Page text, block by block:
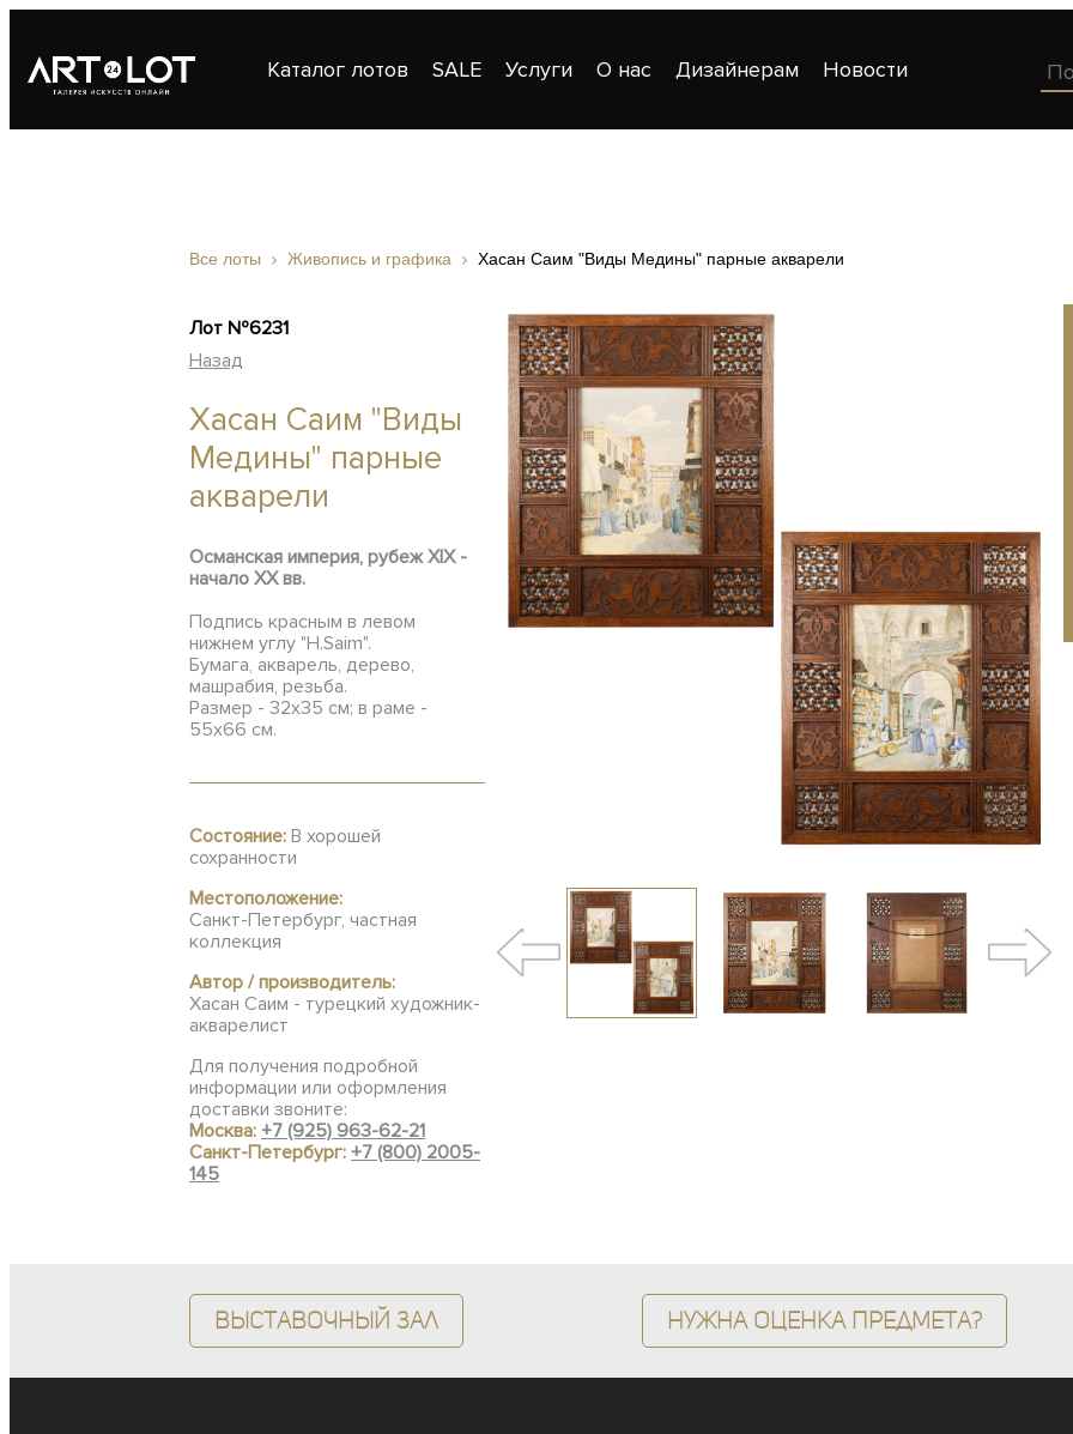
Каталог лотов SALE Услуги О нас Дизайнерам Новости
Все лоты Живопись и графика Хасан Саим "Виды Медины" парные акварели
Лот №6231
Назад
Хасан Саим "Виды
Медины" парные
акварели
Османская империя, рубеж XIX -
начало ХХ вв.
Подпись красным в левом
нижнем углу "H.Saim".
Бумага, акварель, дерево,
машрабия, резьба.
Размер - 32х35 см; в раме -
55х66 см.
Состояние: В хорошей
сохранности
Местоположение:
Санкт-Петербург, частная
коллекция
Автор / производитель:
Хасан Саим - турецкий художник-
акварелист
Для получения подробной
информации или оформления
доставки звоните:
Москва: +7 (925) 963-62-21
Санкт-Петербург: +7 (800) 2005-
145
Выставочный зал Нужна оценка предмета?